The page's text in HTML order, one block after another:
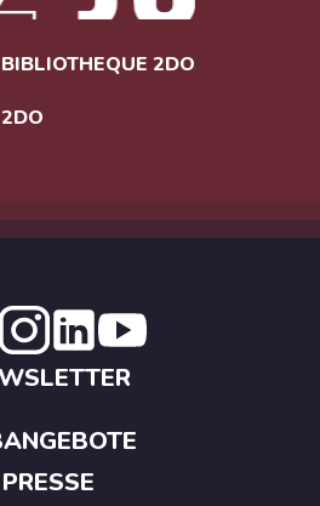
BIBLIOTHEQUE 2DO
2DO
PRESSE